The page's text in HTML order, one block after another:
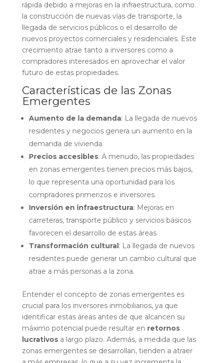
rápida debido a mejoras en la infraestructura, como
la construcción de nuevas vías de transporte, la
llegada de servicios públicos o el desarrollo de
nuevos proyectos comerciales y residenciales. Este
crecimiento atrae tanto a inversores como a
compradores interesados en aprovechar el valor
futuro de estas propiedades.
Características de las Zonas
Emergentes
Aumento de la demanda: La llegada de nuevos
residentes y negocios genera un aumento en la
demanda de vivienda.
Precios accesibles: A menudo, las propiedades
en zonas emergentes tienen precios más bajos,
lo que representa una oportunidad para los
compradores primerizos e inversores.
Inversión en infraestructura: Mejoras en
carreteras, transporte público y servicios básicos
favorecen el desarrollo de estas áreas.
Transformación cultural : La llegada de nuevos
residentes puede generar un cambio cultural que
atrae a más personas a la zona.
Entender el concepto de zonas emergentes es
crucial para los inversores inmobiliarios, ya que
identificar estas áreas antes de que alcancen su
máximo potencial puede resultar en retornos
lucrativosa largo plazo. Además, a medida que las
zonas emergentes se desarrollan, tienden a atraer